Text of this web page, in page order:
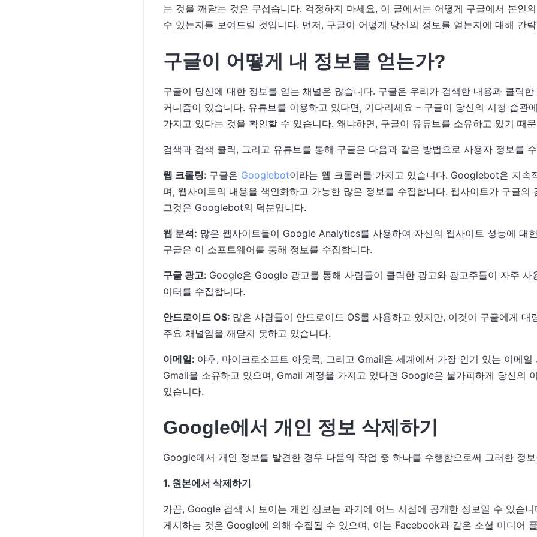
는 것을 깨닫는 것은 무섭습니다. 걱정하지 마세요, 이 글에서는 어떻게 구글에서 본인
수 있는지를 보여드릴 것입니다. 먼저, 구글이 어떻게 당신의 정보를 얻는지에 대해 간
구글이 어떻게 내 정보를 얻는가?
구글이 당신에 대한 정보를 얻는 채널은 많습니다. 구글은 우리가 검색한 내용과 클릭
커니즘이 있습니다. 유튜브를 이용하고 있다면, 기다리세요 – 구글이 당신의 시청 습관
가지고 있다는 것을 확인할 수 있습니다. 왜냐하면, 구글이 유튜브를 소유하고 있기 때
검색과 검색 클릭, 그리고 유튜브를 통해 구글은 다음과 같은 방법으로 사용자 정보를
웹 크롤링: 구글은 Googlebot이라는 웹 크롤러를 가지고 있습니다. Googlebot은 지속
며, 웹사이트의 내용을 색인화하고 가능한 많은 정보를 수집합니다. 웹사이트가 구글의
그것은 Googlebot의 덕분입니다.
웹 분석: 많은 웹사이트들이 Google Analytics를 사용하여 자신의 웹사이트 성능에 대
구글은 이 소프트웨어를 통해 정보를 수집합니다.
구글 광고: Google은 Google 광고를 통해 사람들이 클릭한 광고와 광고주들이 자주 사
이터를 수집합니다.
안드로이드 OS: 많은 사람들이 안드로이드 OS를 사용하고 있지만, 이것이 구글에게 대
주요 채널임을 깨닫지 못하고 있습니다.
이메일: 야후, 마이크로소프트 아웃룩, 그리고 Gmail은 세계에서 가장 인기 있는 이메
Gmail을 소유하고 있으며, Gmail 계정을 가지고 있다면 Google은 불가피하게 당신의
있습니다.
Google에서 개인 정보 삭제하기
Google에서 개인 정보를 발견한 경우 다음의 작업 중 하나를 수행함으로써 그러한 정
1. 원본에서 삭제하기
가끔, Google 검색 시 보이는 개인 정보는 과거에 어느 시점에 공개한 정보일 수 있습
게시하는 것은 Google에 의해 수집될 수 있으며, 이는 Facebook과 같은 소셜 미디어